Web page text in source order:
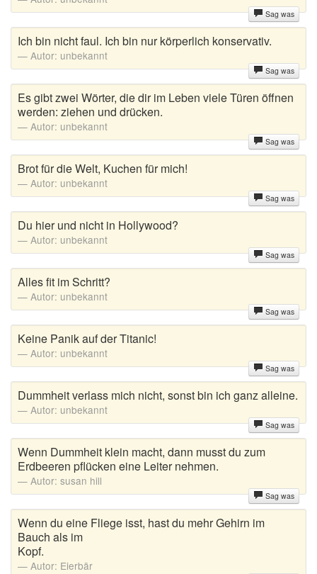
Liebeskummer Sprüche
Lustige Sprüche
Mama-Sprüche
Motivationssprüche
Schöne Sprüche
SMS Sprüche
Sprüche zum Geburtstag
Sprüche zum Nachdenken
Sprüche zum Valentinstag
Sprüche zur Geburt
Status Sprüche
Süße Sprüche
Tattoo Sprüche
Taufsprüche
Traurige Sprüche
Trinksprüche
Weise Sprüche
Zufallsspruch
Sag was
Ich bin nicht faul. Ich bin nur körperlich konservativ.
Autor: unbekannt
Sag was
Es gibt zwei Wörter, die dir im Leben viele Türen öffnen
werden: ziehen und drücken.
Autor: unbekannt
Sag was
Brot für die Welt, Kuchen für mich!
Autor: unbekannt
Sag was
Du hier und nicht in Hollywood?
Autor: unbekannt
Sag was
Alles fit im Schritt?
Autor: unbekannt
Sag was
Keine Panik auf der Titanic!
Autor: unbekannt
Sag was
Dummheit verlass mich nicht, sonst bin ich ganz alleine.
Autor: unbekannt
Sag was
Wenn Dummheit klein macht, dann musst du zum
Erdbeeren pflücken eine Leiter nehmen.
Autor: susan hill
Sag was
Wenn du eine Fliege isst, hast du mehr Gehirn im
Bauch als im
Kopf.
Autor: Eierbär